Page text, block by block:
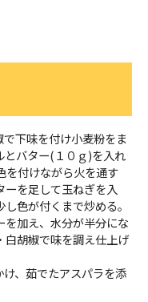
下味を付け小麦粉をま
とバター(１０ｇ)を入れ
を付けながら火を通す
を足して玉ねぎを入
色が付くまで炒める。
を加え、水分が半分にな
白胡椒で味を調え仕上げ
、茹でたアスパラを添